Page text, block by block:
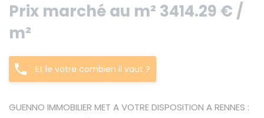
Prix marché au m² 3414.29 € /
m²
Et le votre combien il vaut ?
GUENNO IMMOBILIER MET A VOTRE DISPOSITION A RENNES :